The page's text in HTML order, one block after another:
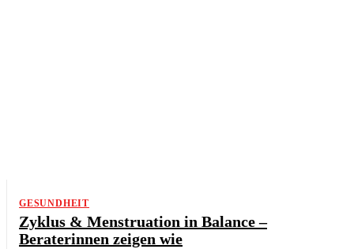
GESUNDHEIT
Zyklus & Menstruation in Balance –
Beraterinnen zeigen wie